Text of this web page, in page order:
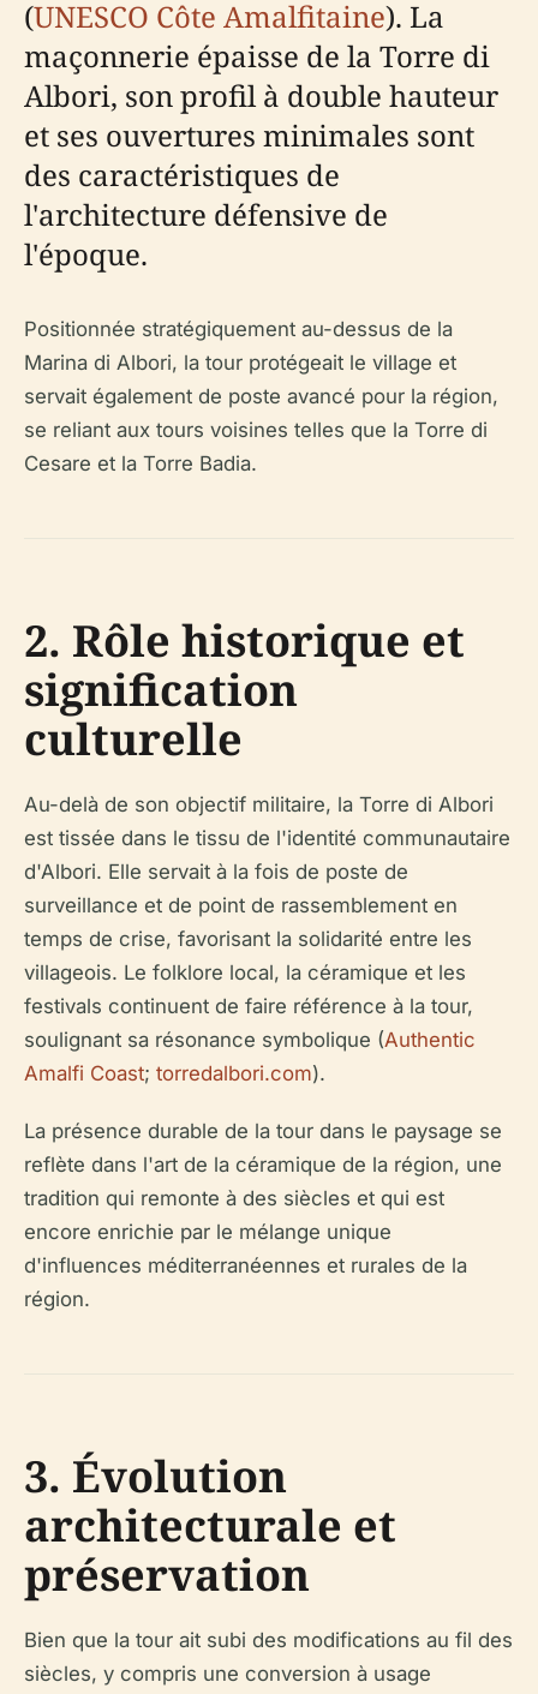
(UNESCO Côte Amalfitaine). La
maçonnerie épaisse de la Torre di
Albori, son profil à double hauteur
et ses ouvertures minimales sont
des caractéristiques de
l'architecture défensive de
l'époque.
Positionnée stratégiquement au-dessus de la
Marina di Albori, la tour protégeait le village et
servait également de poste avancé pour la région,
se reliant aux tours voisines telles que la Torre di
Cesare et la Torre Badia.
2. Rôle historique et
signification
culturelle
Au-delà de son objectif militaire, la Torre di Albori
est tissée dans le tissu de l'identité communautaire
d'Albori. Elle servait à la fois de poste de
surveillance et de point de rassemblement en
temps de crise, favorisant la solidarité entre les
villageois. Le folklore local, la céramique et les
festivals continuent de faire référence à la tour,
soulignant sa résonance symbolique (Authentic
Amalfi Coast; torredalbori.com).
La présence durable de la tour dans le paysage se
reflète dans l'art de la céramique de la région, une
tradition qui remonte à des siècles et qui est
encore enrichie par le mélange unique
d'influences méditerranéennes et rurales de la
région.
3. Évolution
architecturale et
préservation
Bien que la tour ait subi des modifications au fil des
siècles, y compris une conversion à usage